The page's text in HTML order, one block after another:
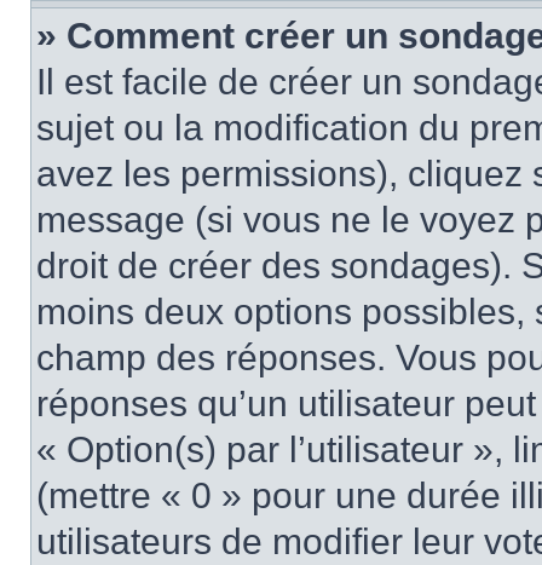
» Comment créer un
Il est facile de créer un
sujet ou la modification du
avez les permissions), cliquez
message (si vous ne le voyez
droit de créer des sondages).
moins deux options
champ des réponses. Vous
réponses qu’un utilisateur
« Option(s) par l’utilisateur »,
(mettre « 0 » pour une durée
utilisateurs de modifier leur